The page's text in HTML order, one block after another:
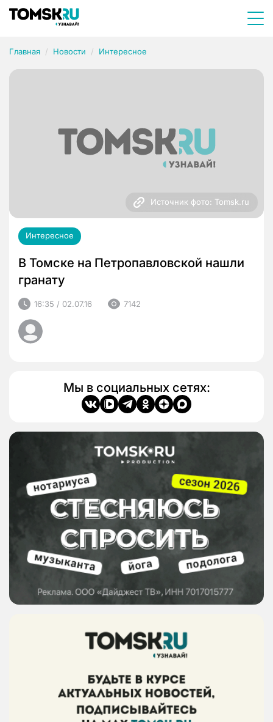
Главная Новости Интересное
Источник фото: Tomsk.ru
Интересное
В Томске на Петропавловской нашли
гранату
16:35 / 02.07.16 7142
Мы в социальных сетях: